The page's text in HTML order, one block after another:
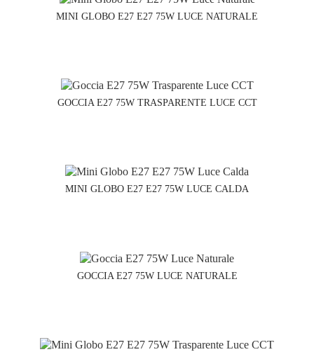
MINI GLOBO E27 E27 75W LUCE NATURALE
GOCCIA E27 75W TRASPARENTE LUCE CCT
MINI GLOBO E27 E27 75W LUCE CALDA
GOCCIA E27 75W LUCE NATURALE